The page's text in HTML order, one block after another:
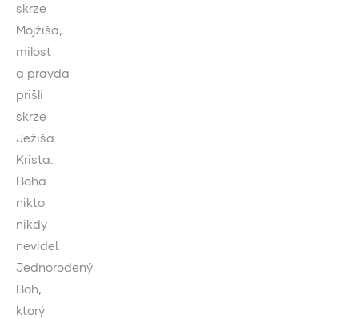
skrze
Mojžiša,
milosť
a pravda
prišli
skrze
Ježiša
Krista.
Boha
nikto
nikdy
nevidel.
Jednorodený
Boh,
ktorý